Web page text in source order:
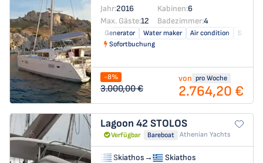
Jahr:2016 Kabinen:6
Max. Gäste:12 Badezimmer:4
Generator Water maker Air condition
Solar
Sofortbuchung
-8%
3.000,00 €
von pro Woche
2.764,20 €
Lagoon 42 STOLOS
Verfügbar Bareboat Athenian Yachts
Skiathos→ Skiathos